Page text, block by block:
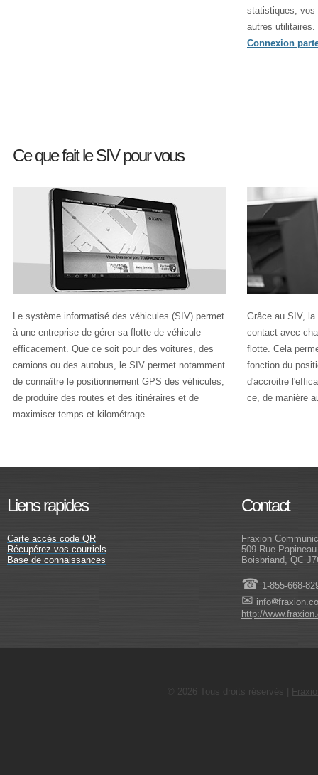
statistiques, vos
autres utilitaires.
Connexion
Ce que fait le SIV pour vous
Le système informatisé des véhicules (SIV) permet
à une entreprise de gérer sa flotte de véhicule
efficacement. Que ce soit pour des voitures, des
camions ou des autobus, le SIV permet notamment
de connaître le positionnement GPS des véhicules,
de produire des routes et des itinéraires et de
maximiser temps et kilométrage.
Grâce au SIV,
contact avec
flotte. Cela
fonction du
d'accroitre
ce, de manière
Liens rapides
Carte accès code QR
Récupérez vos courriels
Base de connaissances
Contact
Fraxion
509 Rue Papineau
Boisbriand, QC
☎ 1-855-668-
✉ info
http://
2026 Tous droits réservés |